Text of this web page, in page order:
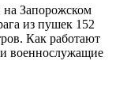
Запорожском
из пушек 152
Как работают
военнослужащие